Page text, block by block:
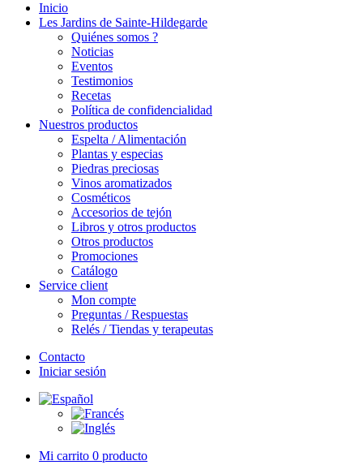
Inicio
Les Jardins de Sainte-Hildegarde
Quiénes somos ?
Noticias
Eventos
Testimonios
Recetas
Política de confidencialidad
Nuestros productos
Espelta / Alimentación
Plantas y especias
Piedras preciosas
Vinos aromatizados
Cosméticos
Accesorios de tejón
Libros y otros productos
Otros productos
Promociones
Catálogo
Service client
Mon compte
Preguntas / Respuestas
Relés / Tiendas y terapeutas
Contacto
Iniciar sesión
Mi carrito 0 producto